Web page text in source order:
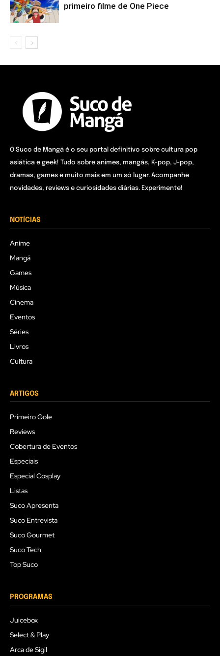
primeiro filme de One Piece
O Suco de Mangá é o seu portal definitivo sobre cultura pop
asiática e geek! Tudo sobre animes, mangás, K-pop, J-pop,
dramas, games e muito mais em um só lugar. Acompanhe
novidades, reviews e curiosidades diárias. Experimente!
NOTÍCIAS
Anime
Mangá
Games
Música
Cinema
Eventos
Séries
Livros
Cultura
ARTIGOS
Primeiro Gole
Reviews
Cobertura de Eventos
Especiais
Especial Cosplay
Listas
Suco Apresenta
Suco Entrevista
Suco Gourmet
Suco Tech
Top Suco
PROGRAMAS
Juicebox
Select & Play
Arca de Sigil